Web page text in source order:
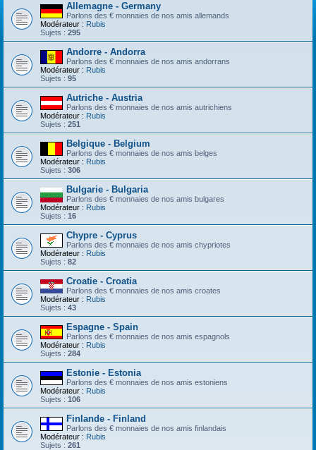
Allemagne - Germany
Parlons des € monnaies de nos amis allemands
Modérateur : Rubis
Sujets : 295
Andorre - Andorra
Parlons des € monnaies de nos amis andorrans
Modérateur : Rubis
Sujets : 95
Autriche - Austria
Parlons des € monnaies de nos amis autrichiens
Modérateur : Rubis
Sujets : 251
Belgique - Belgium
Parlons des € monnaies de nos amis belges
Modérateur : Rubis
Sujets : 306
Bulgarie - Bulgaria
Parlons des € monnaies de nos amis bulgares
Modérateur : Rubis
Sujets : 16
Chypre - Cyprus
Parlons des € monnaies de nos amis chypriotes
Modérateur : Rubis
Sujets : 82
Croatie - Croatia
Parlons des € monnaies de nos amis croates
Modérateur : Rubis
Sujets : 43
Espagne - Spain
Parlons des € monnaies de nos amis espagnols
Modérateur : Rubis
Sujets : 284
Estonie - Estonia
Parlons des € monnaies de nos amis estoniens
Modérateur : Rubis
Sujets : 106
Finlande - Finland
Parlons des € monnaies de nos amis finlandais
Modérateur : Rubis
Sujets : 261